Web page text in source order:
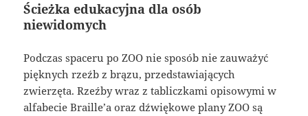
Ścieżka edukacyjna dla osób
niewidomych
Podczas spaceru po ZOO nie sposób nie zauważyć
pięknych rzeźb z brązu, przedstawiających
zwierzęta. Rzeźby wraz z tabliczkami opisowymi w
alfabecie Braille’a oraz dźwiękowe plany ZOO są